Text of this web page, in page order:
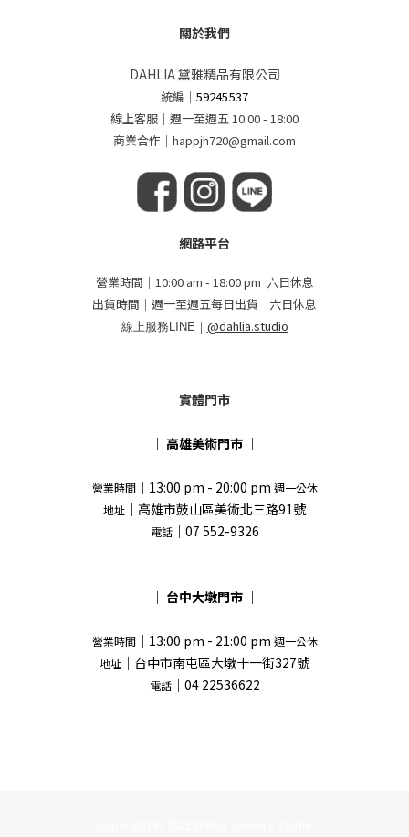
關於我們
DAHLIA 黛雅精品有限公司
統編 ｜59245537
線上客服｜週一至週五 10:00 - 18:00
商業合作｜happjh720@gmail.com
網路平台
營業時間｜10:00 am - 18:00 pm 六日休息
出貨時間｜週一至週五每日出貨 六日休息
線上服務LINE｜ @dahlia.studio
實體門市
｜ 高雄美術門市 ｜
營業時間｜13:00 pm - 20:00 pm 週一公休
地址 ｜高雄市鼓山區美術北三路91號
電話｜07 552-9326
｜ 台中大墩門市 ｜
營業時間｜13:00 pm - 21:00 pm 週一公休
地址 ｜台中市南屯區大墩十一街327號
電話｜04 22536622